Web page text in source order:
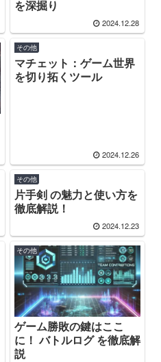
を深掘り
2024.12.28
その他
マチェット：ゲーム世界
を切り拓くツール
2024.12.26
その他
片手剣 の魅力と使い方を
徹底解説！
2024.12.23
その他
ゲーム勝敗の鍵はここ
に！ バトルログ を徹底解
説